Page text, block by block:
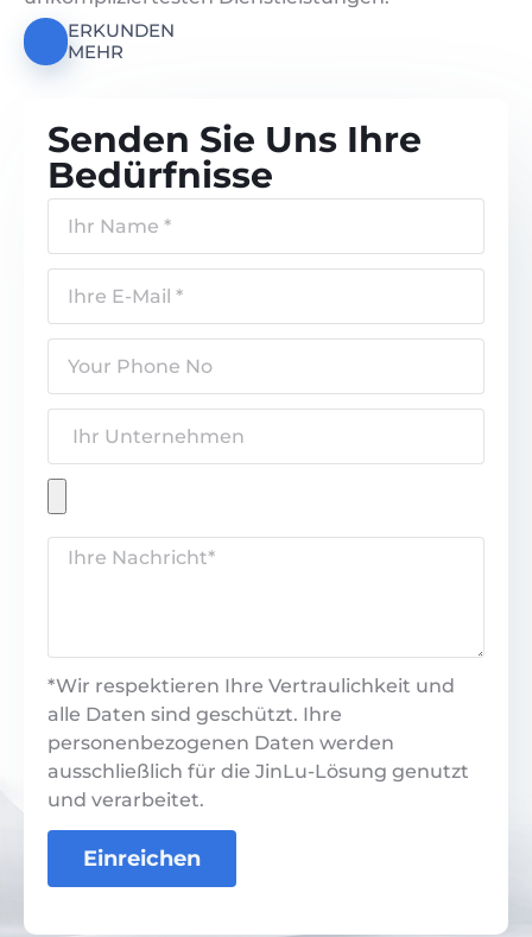
ERKUNDEN
MEHR
Senden Sie Uns Ihre
Bedürfnisse
*Wir respektieren Ihre Vertraulichkeit und
alle Daten sind geschützt. Ihre
personenbezogenen Daten werden
ausschließlich für die JinLu-Lösung genutzt
und verarbeitet.
Einreichen